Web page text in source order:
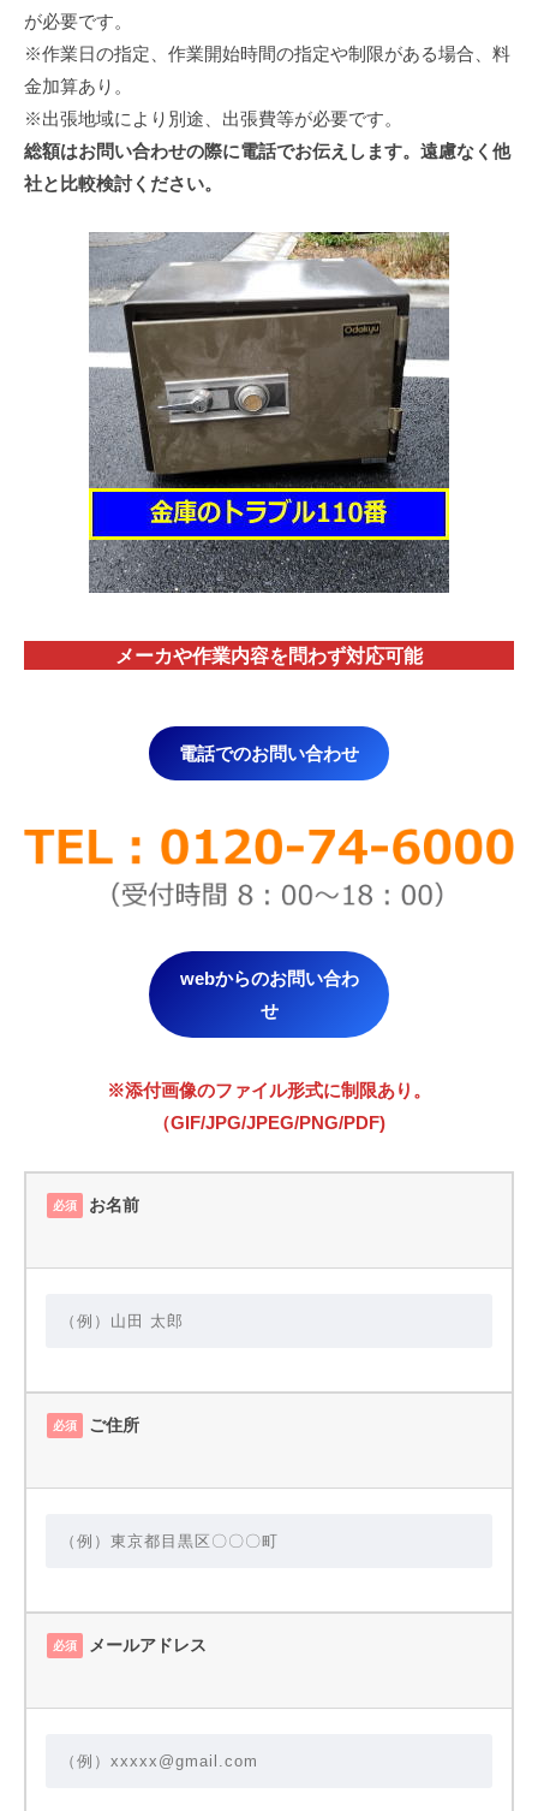
が必要です。
※作業日の指定、作業開始時間の指定や制限がある場合、料
金加算あり。
※出張地域により別途、出張費等が必要です。
総額はお問い合わせの際に電話でお伝えします。遠慮なく他
社と比較検討ください。
メーカや作業内容を問わず対応可能
電話でのお問い合わせ
webからのお問い合わ
せ
※添付画像のファイル形式に制限あり。
（GIF/JPG/JPEG/PNG/PDF)
必須 お名前
必須 ご住所
必須 メールアドレス